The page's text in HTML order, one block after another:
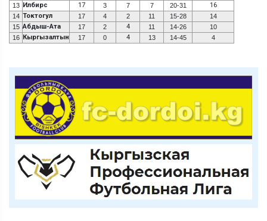
13 Илбирс 17 3 7 7 20-31 16
14 Токтогул 17 4 2 11 15-28
14
15 Абдыш-Ата 17 2 4 11 14-26
10
16 Кыргызалтын 17 0 4 13 14-45 4